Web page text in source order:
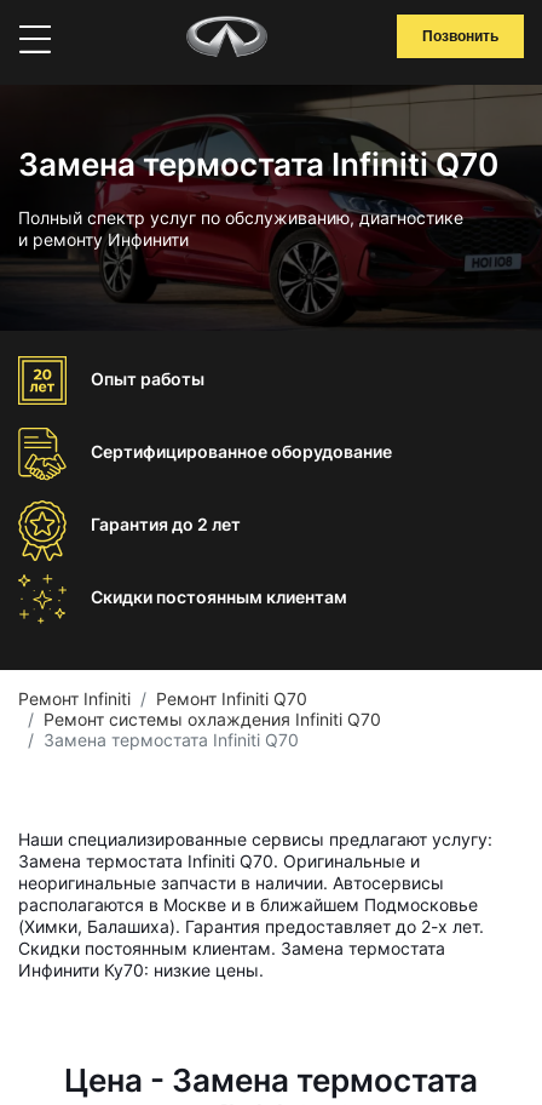
Позвонить
Замена термостата Infiniti Q70
Полный спектр услуг по обслуживанию, диагностике
и ремонту Инфинити
Опыт работы
Сертифицированноеоборудование
Гарантиядо 2 лет
Скидки постоянным клиентам
Ремонт Infiniti
Ремонт Infiniti Q70
Ремонт системы охлаждения Infiniti Q70
Замена термостата Infiniti Q70
Наши специализированные сервисы предлагают услугу:
Замена термостата Infiniti Q70. Оригинальные и
неоригинальные запчасти в наличии. Автосервисы
располагаются в Москве и в ближайшем Подмосковье
(Химки, Балашиха). Гарантия предоставляет до 2-х лет.
Скидки постоянным клиентам. Замена термостата
Инфинити Ку70: низкие цены.
Цена - Замена термостата